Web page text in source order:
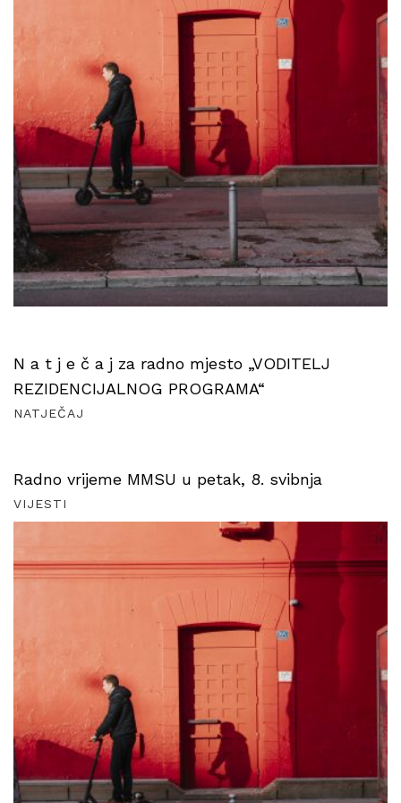
N a t j e č a j za radno mjesto „VODITELJ
REZIDENCIJALNOG PROGRAMA“
NATJEČAJ
Radno vrijeme MMSU u petak, 8. svibnja
VIJESTI